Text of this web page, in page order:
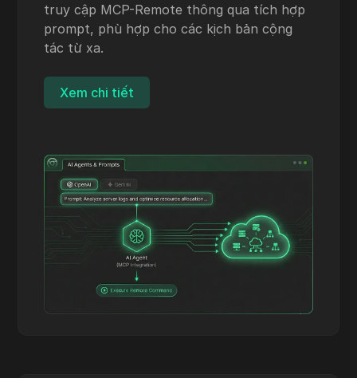
truy cập MCP-Remote thông qua tích hợp
prompt, phù hợp cho các kịch bản cộng
tác từ xa.
Xem chi tiết